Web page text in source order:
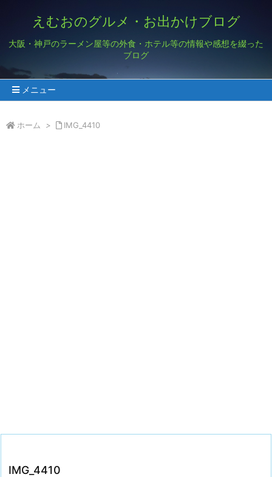
えむおのグルメ・お出かけブログ
大阪・神戸のラーメン屋等の外食・ホテル等の情報や感想を綴った
ブログ
メニュー
ホーム > IMG_4410
IMG_4410